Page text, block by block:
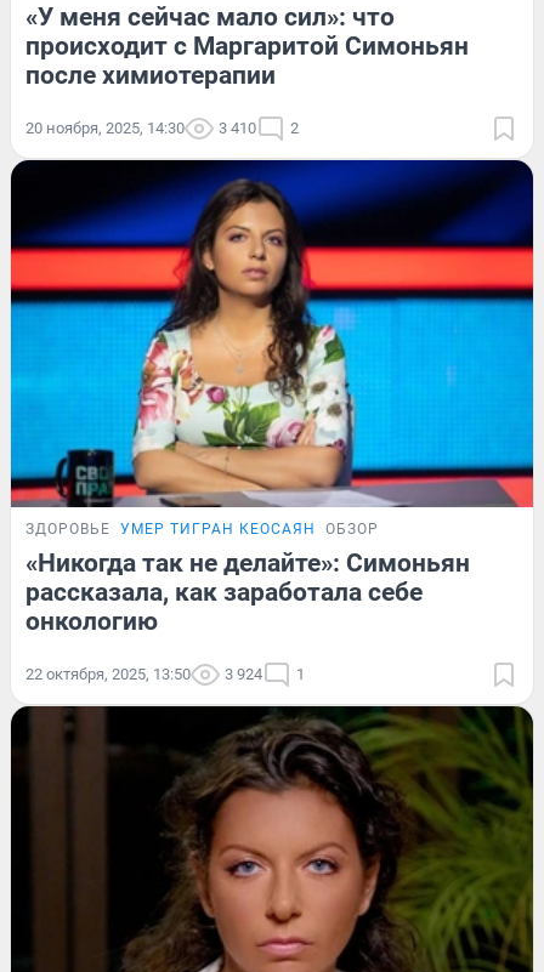
«У меня сейчас мало сил»: что
происходит с Маргаритой Симоньян
после химиотерапии
20 ноября, 2025, 14:30 3 410 2
ЗДОРОВЬЕ УМЕР ТИГРАН КЕОСАЯН ОБЗОР
«Никогда так не делайте»: Симоньян
рассказала, как заработала себе
онкологию
22 октября, 2025, 13:50 3 924 1